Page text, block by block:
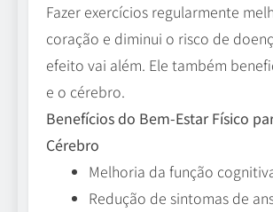
Fazer exercícios regularmente
coração e diminui o risco de
efeito vai além. Ele também
e o cérebro.
Benefícios do Bem-Estar Físico
Cérebro
Melhoria da função
Redução de sintomas de